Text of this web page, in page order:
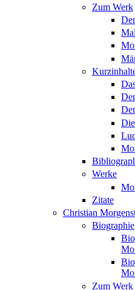
Zum Werk
Werke
Zitate
Christian
Biographie
Zum Werk